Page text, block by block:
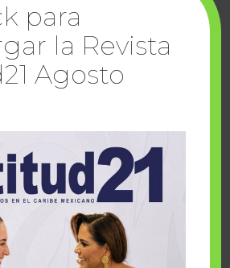
inspira; cumplen
Mayakoba y Make-A-Wish
para
la Revista
Agosto